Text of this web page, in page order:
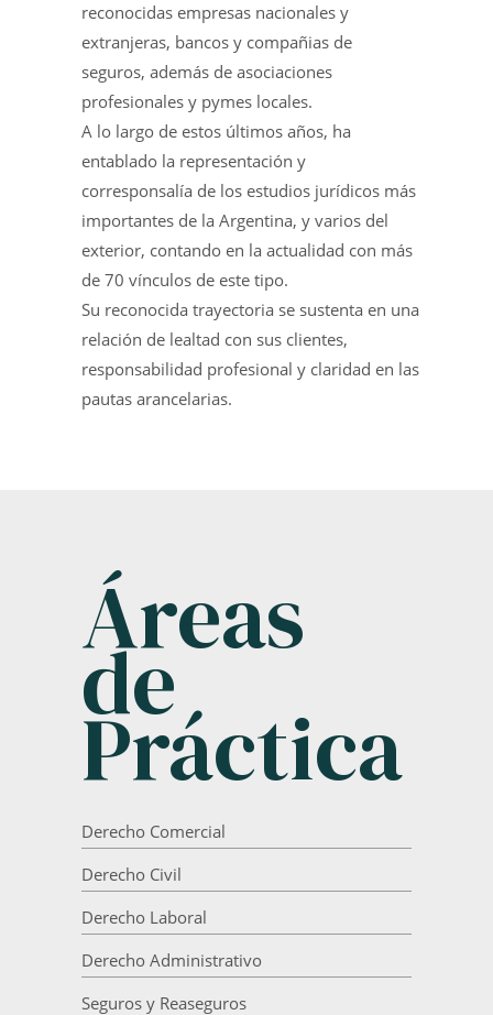
reconocidas empresas nacionales y
extranjeras, bancos y compañias de
seguros, además de asociaciones
profesionales y pymes locales.
A lo largo de estos últimos años, ha
entablado la representación y
corresponsalía de los estudios jurídicos más
importantes de la Argentina, y varios del
exterior, contando en la actualidad con más
de 70 vínculos de este tipo.
Su reconocida trayectoria se sustenta en una
relación de lealtad con sus clientes,
responsabilidad profesional y claridad en las
pautas arancelarias.
Áreas
de
Práctica
Derecho Comercial
Derecho Civil
Derecho Laboral
Derecho Administrativo
Seguros y Reaseguros